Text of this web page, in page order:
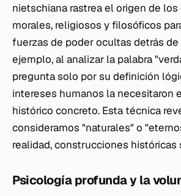
nietschiana rastrea el origen de
morales, religiosos y filosóficos
fuerzas de poder ocultas detrás
ejemplo, al analizar la palabra
pregunta solo por su definición
intereses humanos la necesitaron
histórico concreto. Esta técnica
consideramos "naturales" o
realidad, construcciones históricas
Psicología profunda y la